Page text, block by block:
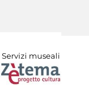
Servizi museali